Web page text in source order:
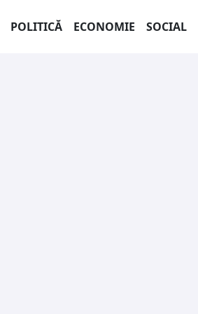
POLITICĂ ECONOMIE SOCIAL